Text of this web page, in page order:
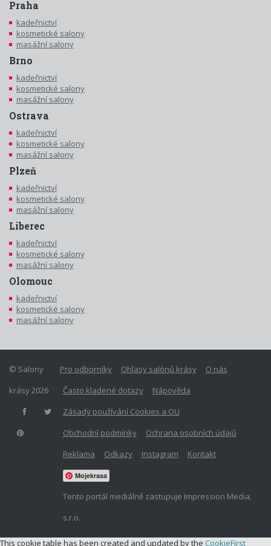
Praha
kadeřnictví
kosmetické salony
masážní salony
Brno
kadeřnictví
kosmetické salony
masážní salony
Ostrava
kadeřnictví
kosmetické salony
masážní salony
Plzeň
kadeřnictví
kosmetické salony
masážní salony
Liberec
kadeřnictví
kosmetické salony
masážní salony
Olomouc
kadeřnictví
kosmetické salony
masážní salony
Pro odborníky Ohlasy salónů krásy
O nás
Často kladené dotazy
Nápověda
Zásady používání Cookies a OU
Obchodní podmínky
Ochrana osobních údajů
Reklama
Odkazy Instagram Kontakt
Mojekrasa
Tento portál mediálně zastupuje Impression Media,
s.r.o.
© Salony
krásy 2026
This cookie table has been created and updated by the CookieFirst